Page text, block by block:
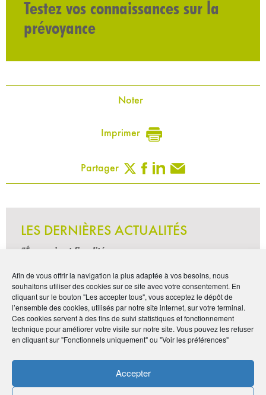
Afin de vous offrir la navigation la plus adaptée à vos besoins, nous
souhaitons utiliser des cookies sur ce site avec votre consentement. En
cliquant sur le bouton "Les accepter tous", vous acceptez le dépôt de
l’ensemble des cookies, utilisés par notre site internet, sur votre terminal.
Ces cookies servent à des fins de suivi statistiques et fonctionnement
technique pour améliorer votre visite sur notre site. Vous pouvez les refuser
en cliquant sur "Fonctionnels uniquement" ou "Voir les préférences"
Accepter
Testez vos connaissances sur la
prévoyance
Noter
Imprimer
Partager
LES DERNIÈRES ACTUALITÉS
#Économie et fiscalité